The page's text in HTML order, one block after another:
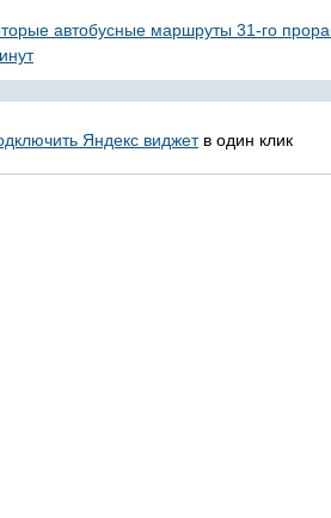
автобусные маршруты 31-го
Яндекс виджетв один клик